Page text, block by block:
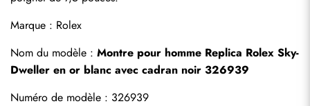
Marque : Rolex
Nom du modèle : Montre pour homme Replica Rolex Sky-
Dweller en or blanc avec cadran noir 326939
Numéro de modèle : 326939